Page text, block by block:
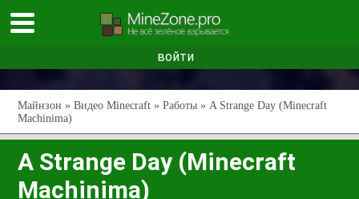
войти
Майнзон » Видео Minecraft » Работы » A Strange Day (Minecraft
Machinima)
A Strange Day (Minecraft
Machinima)